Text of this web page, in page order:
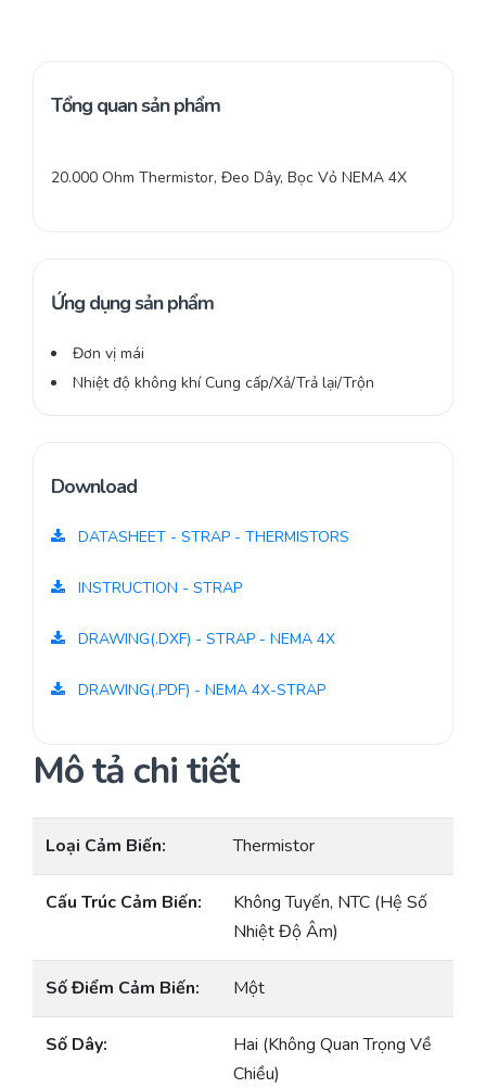
Tổng quan sản phẩm
20.000 Ohm Thermistor, Đeo Dây, Bọc Vỏ NEMA 4X
Ứng dụng sản phẩm
Đơn vị mái
Nhiệt độ không khí Cung cấp/Xả/Trả lại/Trộn
Download
DATASHEET - STRAP - THERMISTORS
INSTRUCTION - STRAP
DRAWING(.DXF) - STRAP - NEMA 4X
DRAWING(.PDF) - NEMA 4X-STRAP
Mô tả chi tiết
Loại Cảm Biến: Thermistor
Cấu Trúc Cảm Biến:
Không Tuyến, NTC (Hệ Số
Nhiệt Độ Âm)
Số Điểm Cảm Biến: Một
Số Dây:
Hai (Không Quan Trọng Về
Chiều)